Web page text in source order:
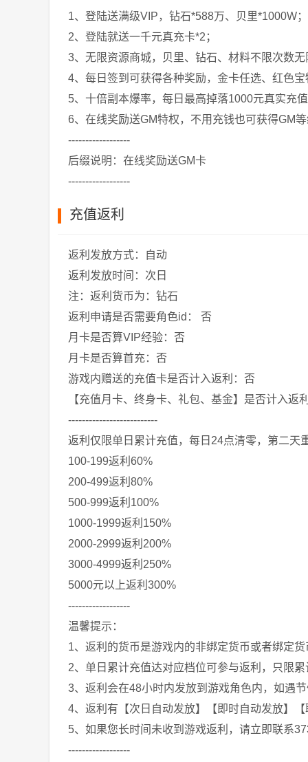
1、登陆送满级VIP，钻石*588万、贝里*1000W；
2、登陆就送一千元真充卡*2；
3、无限资源商城，贝里、钻石、材料不限次数无
4、每日签到可获得各种奖励，金卡任选、红色
5、十倍副本爆率，每日最高掉落1000元真实充
6、在线奖励送GM特权，不用充钱也可获得GM
------------------
后缀说明：在线奖励送GM卡
------------------
充值返利
返利发放方式：自动
返利发放时间：次日
注：返利货币为：钻石
返利申请是否需要角色id： 否
月卡是否算VIP经验：否
月卡是否算首充：否
游戏内赠送的充值卡是否计入返利：否
【充值月卡、终身卡、礼包、基金】是否计入返
--------------------------
返利仅限单日累计充值，每日24点清零，第二天
100-199返利60%
200-499返利80%
500-999返利100%
1000-1999返利150%
2000-2999返利200%
3000-4999返利250%
5000元以上返利300%
------------------
温馨提示：
1、返利的货币是游戏内的非绑定货币或者绑定
2、单日累计充值达对应档位可参与返利，只限
3、返利会在48小时内发放到游戏角色内，如遇
4、返利有【次日自动发放】【即时自动发放】
5、如果您长时间未收到游戏返利，请立即联系
------------------